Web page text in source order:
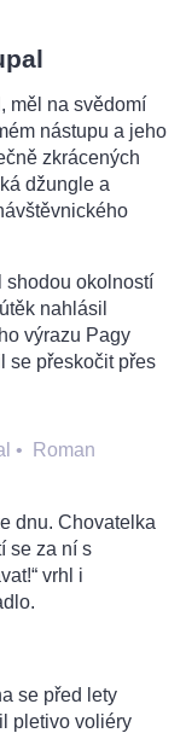
měl na svědomí
nástupu a jeho
zkrácených
džungle a
shodou okolností
nahlásil
výrazu Pagy
se přeskočit přes
•
Roman
dnu. Chovatelka
se za ní s
vrhl i
se před lety
pletivo voliéry